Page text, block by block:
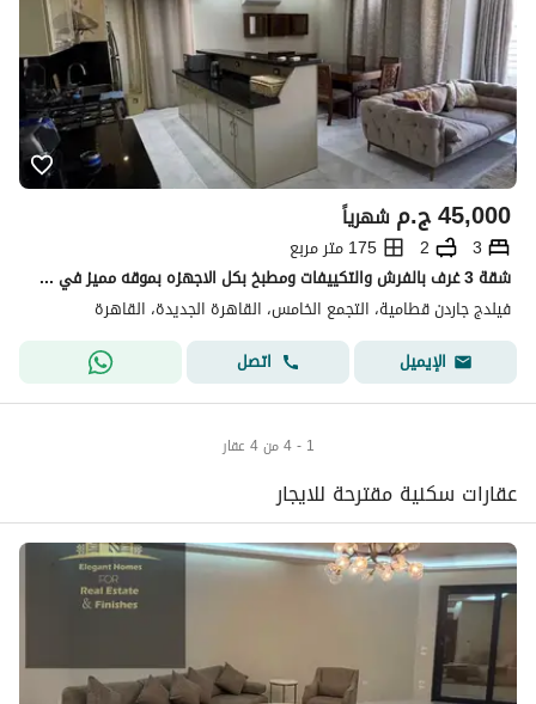
ج.م45,000 شهرياً
3
2
175 متر مربع
شقة 3 غرف بالفرش والتكييفات ومطبخ بكل الاجهزه بموقه مميز في كومباوند VGK
فيلدج جاردن قطامية، التجمع الخامس، القاهرة الجديدة، القاهرة
الإيميل
اتصل
1 - 4 من 4 عقار
عقارات سكنية مقترحة للايجار